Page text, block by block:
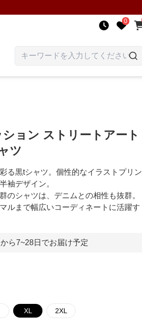
0
ョン ストリートアート
ツ
る黒tシャツ。個性的なイラストプリン
袖デザイン。
のシャツは、デニムとの相性も抜群。
ルまで幅広いコーディネートに活躍す
ら7~28日でお届け予定
XL 2XL